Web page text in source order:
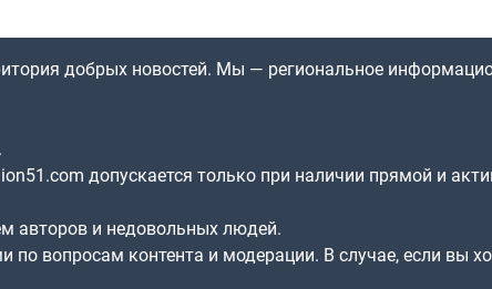
добрых новостей. Мы — региональное
допускается только при наличии прямой и
авторов и недовольных людей.
по вопросам контента и модерации. В случае, если вы